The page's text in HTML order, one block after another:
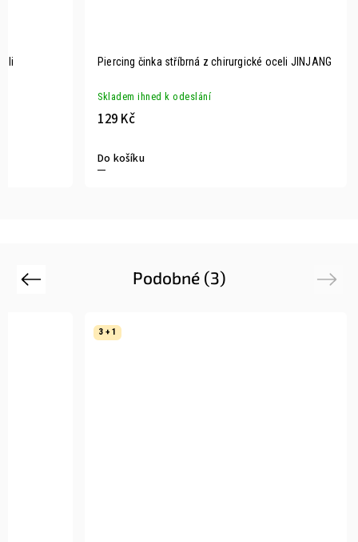
Piercing činka stříbrná z chirurgické oceli JINJANG
Skladem ihned k odeslání
129 Kč
Do košíku
Podobné (3)
Previous
3 + 1
Next